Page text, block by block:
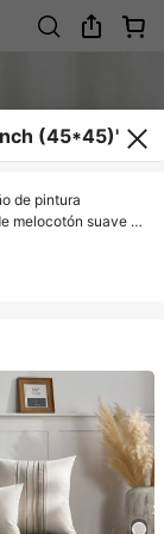
(45*45)'
de pintura
melocotón suave a
adecuado para el